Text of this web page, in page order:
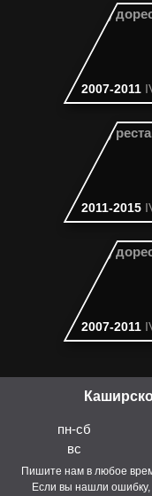
2007-2011
2011-2015
2007-2011
пн-сб
вс
Пишите нам в любое
Если вы нашли ошибку,